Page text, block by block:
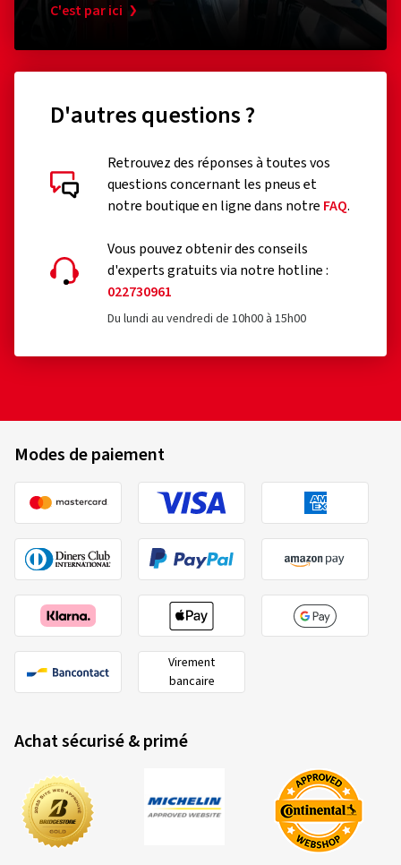
C'est par ici
D'autres questions ?
Retrouvez des réponses à toutes vos
questions concernant les pneus et
notre boutique en ligne dans notre FAQ.
Vous pouvez obtenir des conseils
d'experts gratuits via notre hotline :
022730961
Du lundi au vendredi de 10h00 à 15h00
Modes de paiement
Virement
bancaire
Achat sécurisé & primé